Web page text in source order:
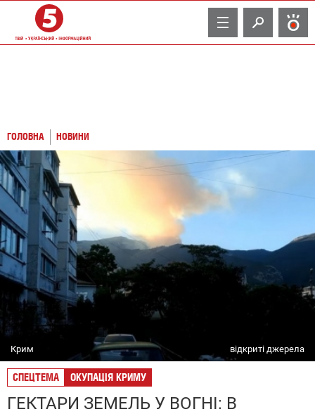
TV
ГОЛОВНА НОВИНИ
Крим відкриті джерела
СПЕЦТЕМА ОКУПАЦІЯ КРИМУ
ГЕКТАРИ ЗЕМЕЛЬ У ВОГНІ: В